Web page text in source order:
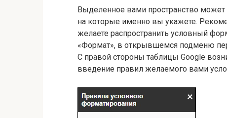
Выделенное вами пространство
на которые именно вы укажете.
желаете распространить условный
«Формат», в открывшемся подменю
С правой стороны таблицы Google
введение правил желаемого вами